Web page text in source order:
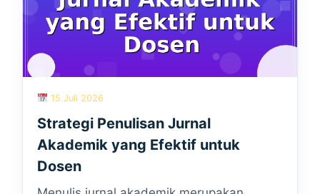
15 Juli 2026
Strategi Penulisan Jurnal
Akademik yang Efektif untuk
Dosen